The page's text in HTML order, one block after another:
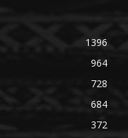
1396
964
728
684
372